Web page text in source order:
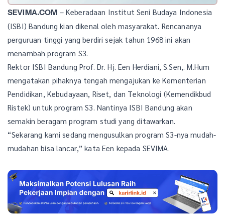
SEVIMA.COM – Keberadaan Institut Seni Budaya Indonesia
(ISBI) Bandung kian dikenal oleh masyarakat. Rencananya
perguruan tinggi yang berdiri sejak tahun 1968 ini akan
menambah program S3.
Rektor ISBI Bandung Prof. Dr. Hj. Een Herdiani, S.Sen,. M.Hum
mengatakan pihaknya tengah mengajukan ke Kementerian
Pendidikan, Kebudayaan, Riset, dan Teknologi (Kemendikbud
Ristek) untuk program S3. Nantinya ISBI Bandung akan
semakin beragam program studi yang ditawarkan.
“Sekarang kami sedang mengusulkan program S3-nya mudah-
mudahan bisa lancar,” kata Een kepada SEVIMA.